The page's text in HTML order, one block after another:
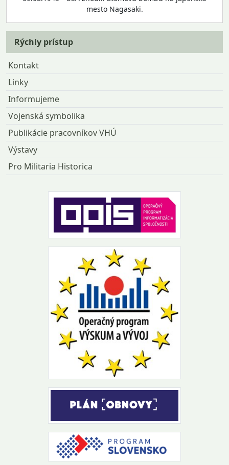
mesto Nagasaki.
Rýchly prístup
Kontakt
Linky
Informujeme
Vojenská symbolika
Publikácie pracovníkov VHÚ
Výstavy
Pro Militaria Historica